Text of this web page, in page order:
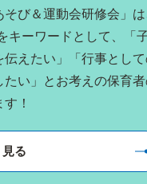
び＆運動会研修会」は
キーワードとして、「
伝えたい」「行事とし
い」とお考えの保育者
！
る